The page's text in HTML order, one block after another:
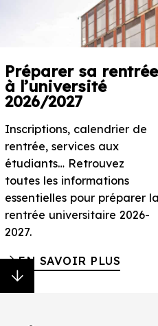
Le Havre
d’innovation
plus de 7 000 étudiants
pluridisciplinaire,
son développement
claire…
PLUS